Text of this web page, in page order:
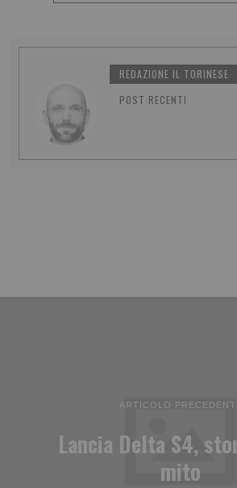
REDAZIONE IL TORINESE
POST RECENTI
ARTICOLO
Lancia Delta S4,
mito